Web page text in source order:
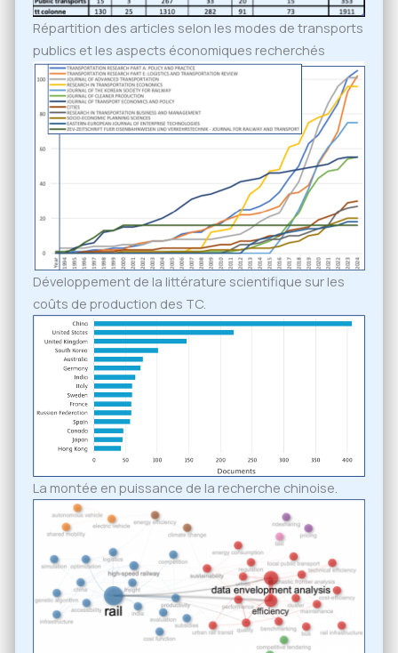
Répartition des articles selon les modes de transports
publics et les aspects économiques recherchés
Développement de la littérature scientifique sur les
coûts de production des TC.
La montée en puissance de la recherche chinoise.